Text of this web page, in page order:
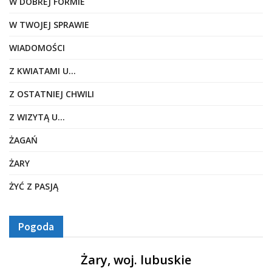
W TWOJEJ SPRAWIE
WIADOMOŚCI
Z KWIATAMI U…
Z OSTATNIEJ CHWILI
Z WIZYTĄ U…
ŻAGAŃ
ŻARY
ŻYĆ Z PASJĄ
Pogoda
Żary, woj. lubuskie